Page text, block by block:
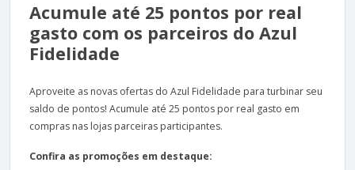
Acumule até 25 pontos por real
gasto com os parceiros do Azul
Fidelidade
Aproveite as novas ofertas do Azul Fidelidade para turbinar seu
saldo de pontos! Acumule até 25 pontos por real gasto em
compras nas lojas parceiras participantes.
Confira as promoções em destaque: